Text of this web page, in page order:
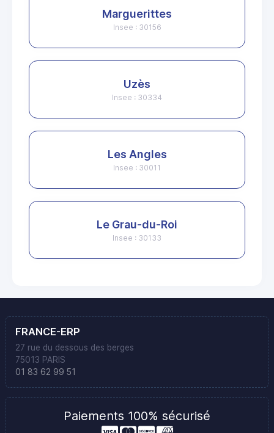
Marguerittes
Insee : 30156
Uzès
Insee : 30334
Les Angles
Insee : 30011
Le Grau-du-Roi
Insee : 30133
FRANCE-ERP
27 rue du dessous des berges
75013 PARIS
01 83 62 99 51
Paiements 100% sécurisé